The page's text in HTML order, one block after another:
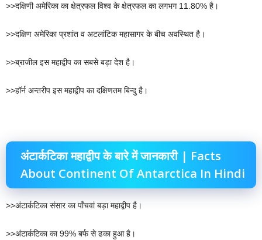
>>दक्षिणी अमेरिका का क्षेत्रफल विश्व के क्षेत्रफल का लगभग 11.80% है।
>>दक्षिण अमेरिका प्रशांत व अटलांटिक महासागर के बीच अवस्थित है।
>>ब्राजील इस महाद्वीप का सबसे बड़ा देश है।
>>हॉर्न अन्तरीप इस महाद्वीप का दक्षिणतम बिन्दु है।
अंटार्कटिका महाद्वीप के बारे में जानकारी | Facts
About Continent Of Antarctica In Hindi
>>अंटार्कटिका संसार का पाँचवां बड़ा महाद्वीप है।
>>अंटार्कटिका का 99% बर्फ से ढका हुआ है।